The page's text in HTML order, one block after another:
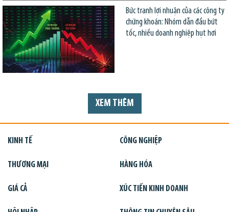
Bức tranh lợi nhuận của các công ty
chứng khoán: Nhóm dẫn đầu bứt
tốc, nhiều doanh nghiệp hụt hơi
XEM THÊM
KINH TẾ CÔNG NGHIỆP
THƯƠNG MẠI HÀNG HÓA
GIÁ CẢ XÚC TIẾN KINH DOANH